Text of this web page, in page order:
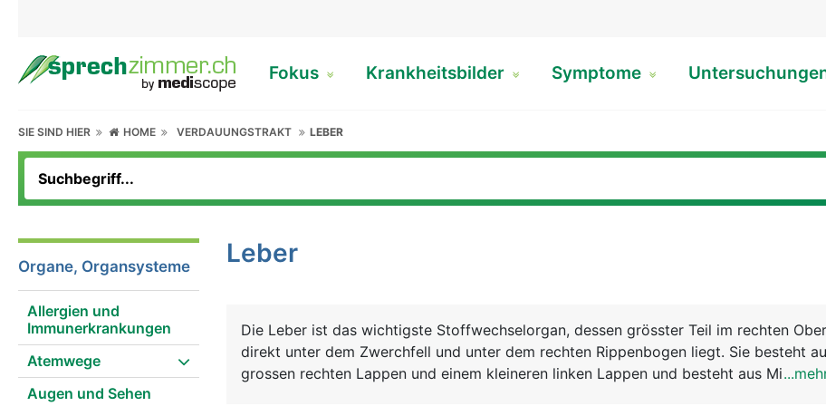
Fokus Krankheitsbilder Symptome
SIE SIND HIER HOME VERDAUUNGSTRAKT LEBER
Organe, Organsysteme
Allergien und
Immunerkrankungen
Atemwege
Augen und Sehen
Leber
Die Leber ist das wichtigste Stoffwechselorgan, dessen grösster Teil im rechten
direkt unter dem Zwerchfell und unter dem rechten Rippenbogen liegt. Sie besteht
grossen rechten Lappen und einem kleineren linken Lappen und besteht aus